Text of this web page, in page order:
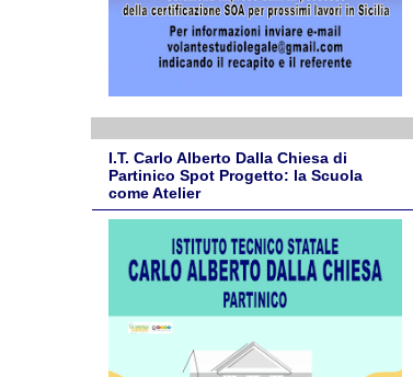
I.T. Carlo Alberto Dalla Chiesa di
Partinico Spot Progetto: la Scuola
come Atelier